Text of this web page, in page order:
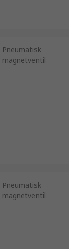
Pneumatisk
magnetventil
Pneumatisk
magnetventil